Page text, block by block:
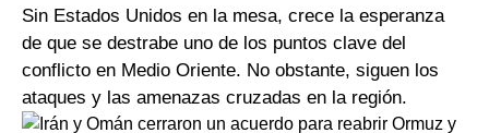
Sin Estados Unidos en la mesa, crece la esperanza
de que se destrabe uno de los puntos clave del
conflicto en Medio Oriente. No obstante, siguen los
ataques y las amenazas cruzadas en la región.